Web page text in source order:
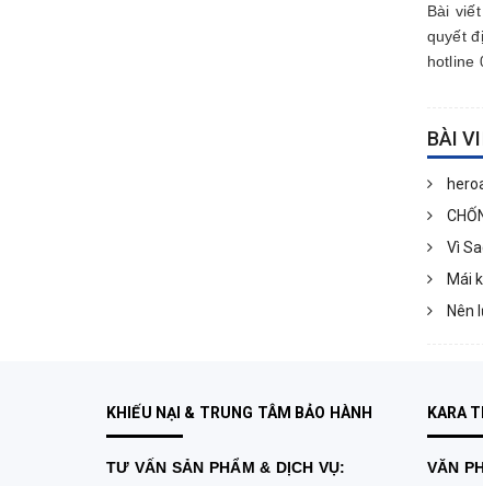
Bài
quyết
hotline
BÀI
Vì
Mái
Nên
KHIẾU NẠI & TRUNG TÂM BẢO HÀNH
TƯ VẤN SẢN PHẨM & DỊCH VỤ:
KARA
VĂN